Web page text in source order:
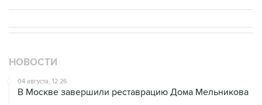
НОВОСТИ
04 августа, 12:26
В Москве завершили реставрацию Дома Мельникова